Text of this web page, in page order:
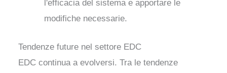
l'efficacia del sistema e apportare le
modifiche necessarie.
Tendenze future nel settore EDC
EDC continua a evolversi. Tra le tendenze